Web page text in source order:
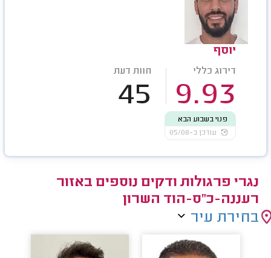
יוסף
דירוג כללי
9.93
חוות דעת
45
פנוי בשבוע הבא
עודכן ב-05/08
נגרי פרגולות ודקים נוספים באזור
רעננה-כ"ס-הוד השרון
בחירת עיר